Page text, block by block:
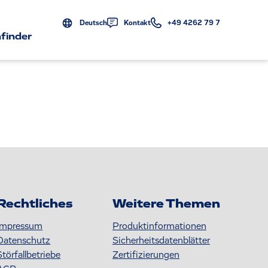
Deutsch Kontakt +49 4262 79 7
Weitere Themen
Produktinformationen
S icherheitsdatenblätter
Zertifizierungen